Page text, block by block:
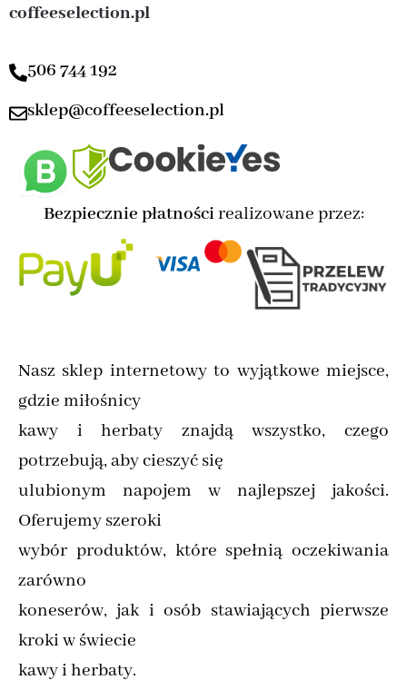
coffeeselection.pl
506 744 192
sklep@coffeeselection.pl
Bezpiecznie płatnościrealizowane przez:
Nasz sklep internetowy to wyjątkowe miejsce,
gdzie miłośnicy
kawy i herbaty znajdą wszystko, czego
potrzebują, aby cieszyć się
ulubionym napojem w najlepszej jakości.
Oferujemy szeroki
wybór produktów, które spełnią oczekiwania
zarówno
koneserów, jak i osób stawiających pierwsze
kroki w świecie
kawy i herbaty.